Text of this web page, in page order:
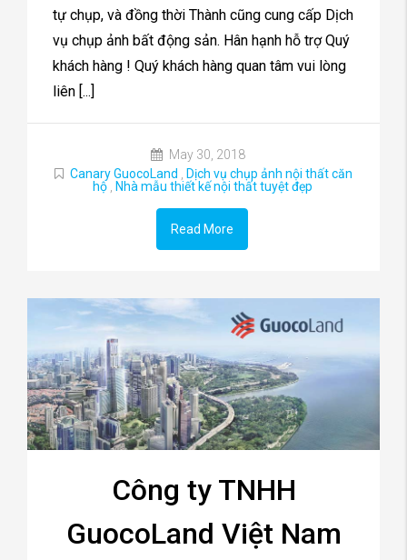
tự chụp, và đồng thời Thành cũng cung cấp Dịch
vụ chụp ảnh bất động sản. Hân hạnh hỗ trợ Quý
khách hàng ! Quý khách hàng quan tâm vui lòng
liên [...]
May 30, 2018
Canary GuocoLand , Dịch vụ chụp ảnh nội thất căn
hộ , Nhà mẫu thiết kế nội thất tuyệt đẹp
Read More
Công ty TNHH
GuocoLand Việt Nam